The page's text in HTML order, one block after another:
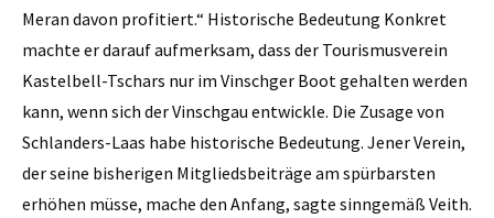
Meran davon profitiert.“ Historische Bedeutung Konkret
machte er darauf aufmerksam, dass der Tourismusverein
Kastelbell-Tschars nur im Vinschger Boot gehalten werden
kann, wenn sich der Vinschgau entwickle. Die Zusage von
Schlanders-Laas habe historische Bedeutung. Jener Verein,
der seine bisherigen Mitgliedsbeiträge am spürbarsten
erhöhen müsse, mache den Anfang, sagte sinngemäß Veith.